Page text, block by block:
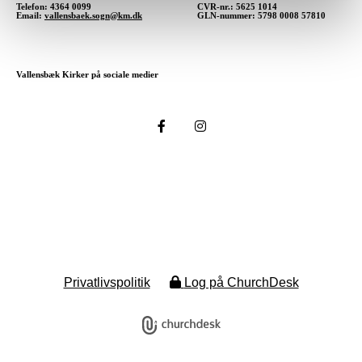
Telefon: 4364 0099
Email: vallensbaek.sogn@km.dk
CVR-nr.: 5625 1014
GLN-nummer: 5798 0008 57810
Vallensbæk Kirker på sociale medier
Privatlivspolitik Log på ChurchDesk